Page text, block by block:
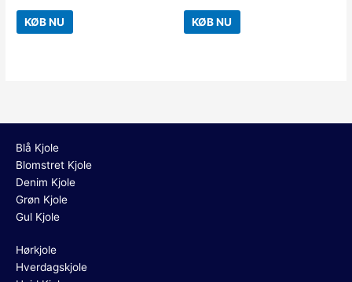
KØB NU KØB NU
Blå Kjole
Blomstret Kjole
Denim Kjole
Grøn Kjole
Gul Kjole
Hørkjole
Hverdagskjole